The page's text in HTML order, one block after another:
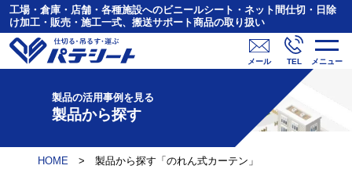
工場・倉庫・店舗・各種施設へのビニールシート・ネット間仕切・日除
け加工・販売・施工一式、搬送サポート商品の取り扱い
メール TEL メニュー
製品の活用事例を見る
製品から探す
HOME > 製品から探す「のれん式カーテン」